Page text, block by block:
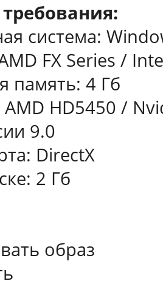
система:
FX Series /
память: 4 Гб
HD5450 /
9.0
DirectX
2 Гб
образ